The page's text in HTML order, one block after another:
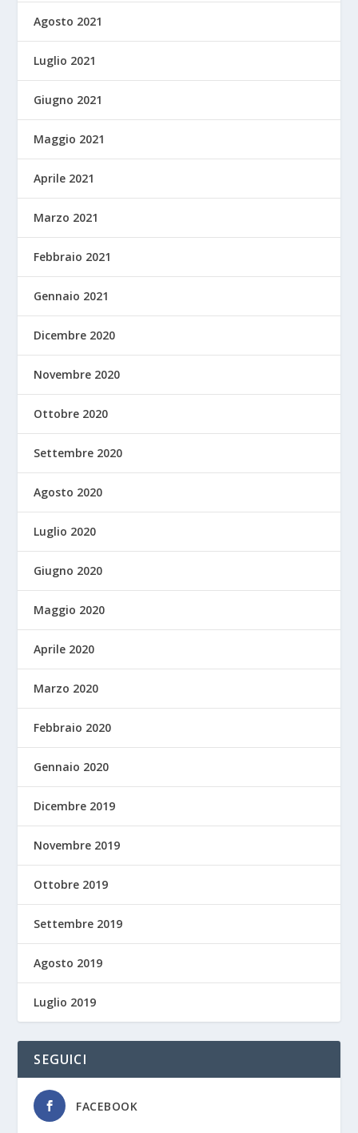
Agosto 2021
Luglio 2021
Giugno 2021
Maggio 2021
Aprile 2021
Marzo 2021
Febbraio 2021
Gennaio 2021
Dicembre 2020
Novembre 2020
Ottobre 2020
Settembre 2020
Agosto 2020
Luglio 2020
Giugno 2020
Maggio 2020
Aprile 2020
Marzo 2020
Febbraio 2020
Gennaio 2020
Dicembre 2019
Novembre 2019
Ottobre 2019
Settembre 2019
Agosto 2019
Luglio 2019
SEGUICI
FACEBOOK